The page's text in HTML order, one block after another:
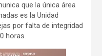
que la única área
es la Unidad
por falta de integridad
horas.